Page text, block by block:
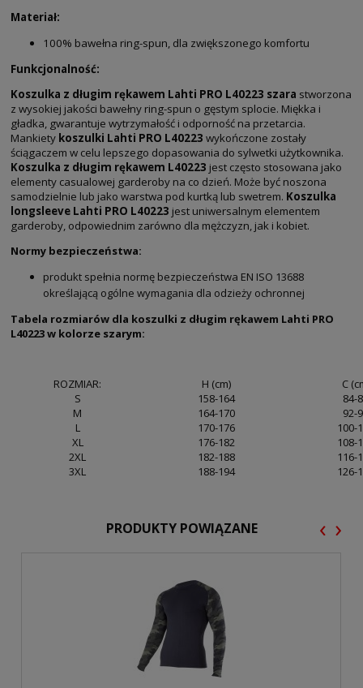
Materiał:
100% bawełna ring-spun, dla zwiększonego komfortu
Funkcjonalność:
Koszulka z długim rękawem Lahti PRO L40223 szara stworzona
z wysokiej jakości bawełny ring-spun o gęstym splocie. Miękka i
gładka, gwarantuje wytrzymałość i odporność na przetarcia.
Mankiety koszulki Lahti PRO L40223 wykończone zostały
ściągaczem w celu lepszego dopasowania do sylwetki użytkownika.
Koszulka z długim rękawem L40223 jest często stosowana jako
elementy casualowej garderoby na co dzień. Może być noszona
samodzielnie lub jako warstwa pod kurtką lub swetrem. Koszulka
longsleeve Lahti PRO L40223 jest uniwersalnym elementem
garderoby, odpowiednim zarówno dla mężczyzn, jak i kobiet.
Normy bezpieczeństwa:
produkt spełnia normę bezpieczeństwa EN ISO 13688
określającą ogólne wymagania dla odzieży ochronnej
Tabela rozmiarów dla koszulki z długim rękawem Lahti PRO
L40223 w kolorze szarym:
ROZMIAR: H (cm)
C
S
158-164
84-
M
164-170
92-
L
170-176
100-
XL
176-182
108-
2XL
182-188
116-
3XL
188-194 126-
PRODUKTY POWIĄZANE ‹ ›